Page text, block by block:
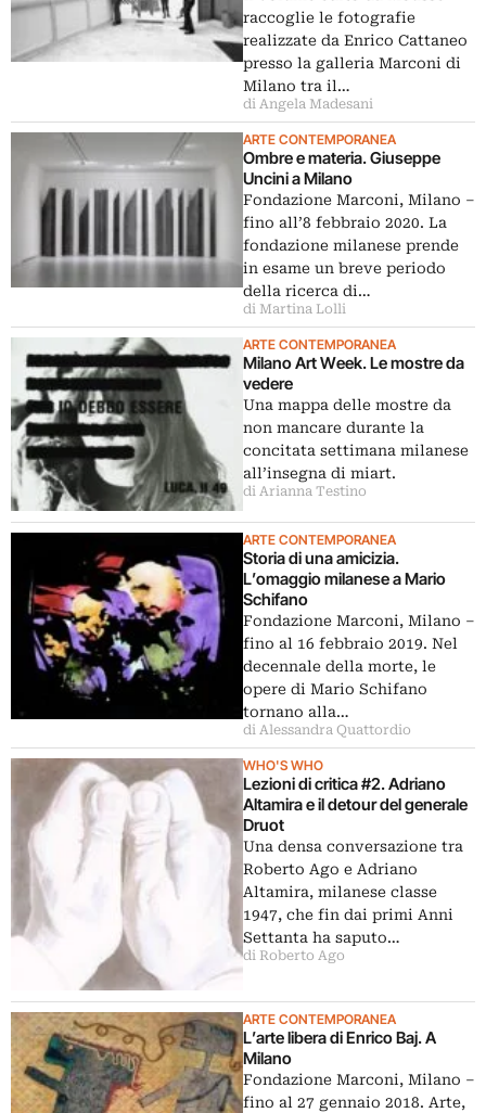
raccoglie le fotografie
realizzate da Enrico Cattaneo
presso la galleria Marconi di
Milano tra il…
di Angela Madesani
ARTE CONTEMPORANEA
Ombre e materia. Giuseppe
Uncini a Milano
Fondazione Marconi, Milano –
fino all’8 febbraio 2020. La
fondazione milanese prende
in esame un breve periodo
della ricerca di…
di Martina Lolli
ARTE CONTEMPORANEA
Milano Art Week. Le mostre da
vedere
Una mappa delle mostre da
non mancare durante la
concitata settimana milanese
all’insegna di miart.
di Arianna Testino
ARTE CONTEMPORANEA
Storia di una amicizia.
L’omaggio milanese a Mario
Schifano
Fondazione Marconi, Milano ‒
fino al 16 febbraio 2019. Nel
decennale della morte, le
opere di Mario Schifano
tornano alla…
di Alessandra Quattordio
WHO'S WHO
Lezioni di critica #2. Adriano
Altamira e il detour del generale
Druot
Una densa conversazione tra
Roberto Ago e Adriano
Altamira, milanese classe
1947, che fin dai primi Anni
Settanta ha saputo…
di Roberto Ago
ARTE CONTEMPORANEA
L’arte libera di Enrico Baj. A
Milano
Fondazione Marconi, Milano ‒
fino al 27 gennaio 2018. Arte,